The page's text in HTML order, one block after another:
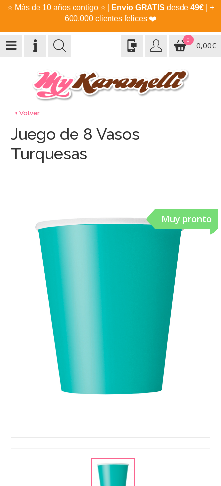
⭐ Más de 10 años contigo ⭐ Envío GRATIS desde 49€| +
600.000 clientes felices ❤️
0
0,00€
Volver
Muy pronto
Juego de 8 Vasos
Turquesas